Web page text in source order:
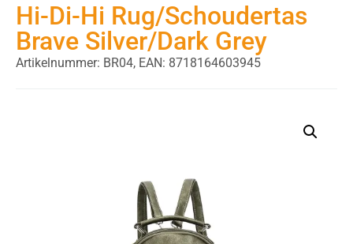
Hi-Di-Hi Rug/Schoudertas
Brave Silver/Dark Grey
Artikelnummer: BR04, EAN: 8718164603945